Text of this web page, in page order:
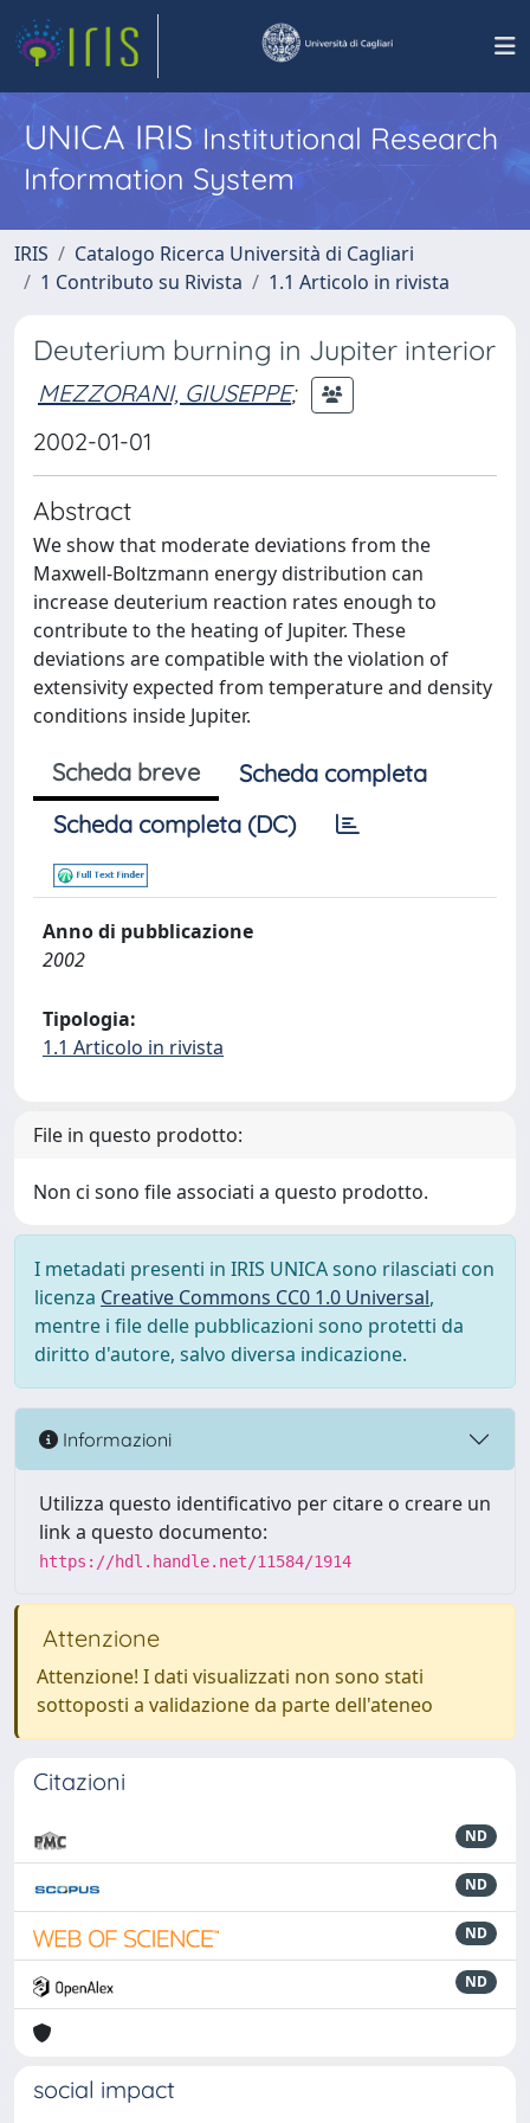
UNICA IRISInstitutional Research
Information System
IRIS
Catalogo Ricerca Università di Cagliari
1 Contributo su Rivista
1.1 Articolo in rivista
Deuterium burning in Jupiter interior
MEZZORANI, GIUSEPPE;
2002-01-01
Abstract
We show that moderate deviations from the
Maxwell-Boltzmann energy distribution can
increase deuterium reaction rates enough to
contribute to the heating of Jupiter. These
deviations are compatible with the violation of
extensivity expected from temperature and density
conditions inside Jupiter.
Scheda breve
Scheda completa
Scheda completa (DC)
Anno di pubblicazione
2002
Tipologia:
1.1 Articolo in rivista
File in questo prodotto:
Non ci sono file associati a questo prodotto.
I metadati presenti in IRIS UNICA sono rilasciati con
licenza Creative Commons CC0 1.0 Universal,
mentre i file delle pubblicazioni sono protetti da
diritto d'autore, salvo diversa indicazione.
Informazioni
Utilizza questo identificativo per citare o creare un
link a questo documento:
https://hdl.handle.net/11584/1914
Attenzione
Attenzione! I dati visualizzati non sono stati
sottoposti a validazione da parte dell'ateneo
Citazioni
ND
ND
ND
ND
social impact